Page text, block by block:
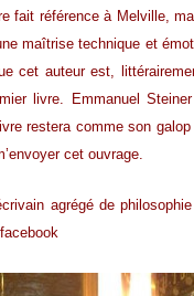
fait référence à Melville,
maîtrise technique et
cet auteur est, litté
livre. Emmanuel
restera comme son
cet ouvrage.
agrégé de